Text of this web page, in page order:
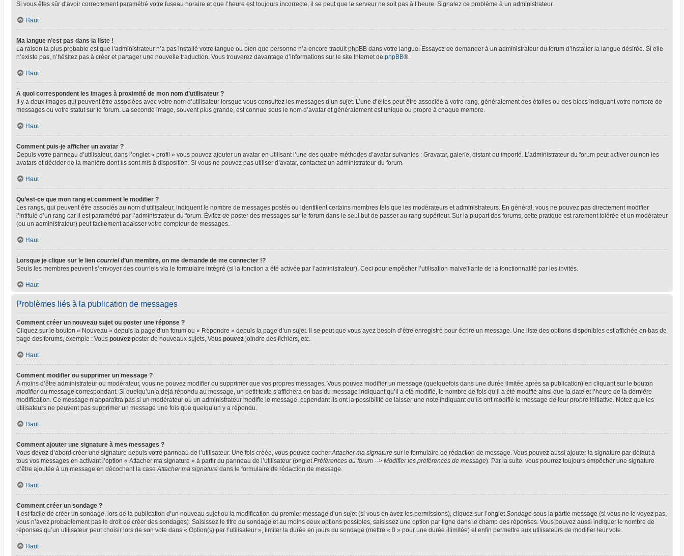
Si vous êtes sûr d’avoir correctement paramétré votre fuseau horaire et que l’heure est toujours incorrecte, il se peut que le serveur ne soit pas à l’heure. Signalez ce problème à un administrateur.
Haut
Ma langue n’est pas dans la liste !
La raison la plus probable est que l’administrateur n’a pas installé votre langue ou bien que personne n’a encore traduit phpBB dans votre langue. Essayez de demander à un administrateur du forum d’installer la langue désirée. Si elle
n’existe pas, n’hésitez pas à créer et partager une nouvelle traduction. Vous trouverez davantage d’informations sur le site Internet de phpBB®.
Haut
A quoi correspondent les images à proximité de mon nom d’utilisateur ?
Il y a deux images qui peuvent être associées avec votre nom d’utilisateur lorsque vous consultez les messages d’un sujet. L’une d’elles peut être associée à votre rang, généralement des étoiles ou des blocs indiquant votre nombre de
messages ou votre statut sur le forum. La seconde image, souvent plus grande, est connue sous le nom d’avatar et généralement est unique ou propre à chaque membre.
Haut
Comment puis-je afficher un avatar ?
Depuis votre panneau d’utilisateur, dans l’onglet « profil » vous pouvez ajouter un avatar en utilisant l’une des quatre méthodes d’avatar suivantes : Gravatar, galerie, distant ou importé. L’administrateur du forum peut activer ou non les
avatars et décider de la manière dont ils sont mis à disposition. Si vous ne pouvez pas utiliser d’avatar, contactez un administrateur du forum.
Haut
Qu’est-ce que mon rang et comment le modifier ?
Les rangs, qui peuvent être associés au nom d’utilisateur, indiquent le nombre de messages postés ou identifient certains membres tels que les modérateurs et administrateurs. En général, vous ne pouvez pas directement modifier
l’intitulé d’un rang car il est paramétré par l’administrateur du forum. Évitez de poster des messages sur le forum dans le seul but de passer au rang supérieur. Sur la plupart des forums, cette pratique est rarement tolérée et un modérateur
(ou un administrateur) peut facilement abaisser votre compteur de messages.
Haut
Lorsque je clique sur le lien courrield’un membre, on me demande de me connecter !?
Seuls les membres peuvent s’envoyer des courriels via le formulaire intégré (si la fonction a été activée par l’administrateur). Ceci pour empêcher l’utilisation malveillante de la fonctionnalité par les invités.
Haut
Problèmes liés à la publication de messages
Comment créer un nouveau sujet ou poster une réponse ?
Cliquez sur le bouton « Nouveau » depuis la page d’un forum ou « Répondre » depuis la page d’un sujet. Il se peut que vous ayez besoin d’être enregistré pour écrire un message. Une liste des options disponibles est affichée en bas de
page des forums, exemple : Vous pouvez poster de nouveaux sujets, Vous pouvez joindre des fichiers, etc.
Haut
Comment modifier ou supprimer un message ?
À moins d’être administrateur ou modérateur, vous ne pouvez modifier ou supprimer que vos propres messages. Vous pouvez modifier un message (quelquefois dans une durée limitée après sa publication) en cliquant sur le bouton
modifierdu message correspondant. Si quelqu’un a déjà répondu au message, un petit texte s’affichera en bas du message indiquant qu’il a été modifié, le nombre de fois qu’il a été modifié ainsi que la date et l’heure de la dernière
modification. Ce message n’apparaîtra pas si un modérateur ou un administrateur modifie le message, cependant ils ont la possibilité de laisser une note indiquant qu’ils ont modifié le message de leur propre initiative. Notez que les
utilisateurs ne peuvent pas supprimer un message une fois que quelqu’un y a répondu.
Haut
Comment ajouter une signature à mes messages ?
Vous devez d’abord créer une signature depuis votre panneau de l’utilisateur. Une fois créée, vous pouvez cocherAttacher ma signature sur le formulaire de rédaction de message. Vous pouvez aussi ajouter la signature par défaut à
tous vos messages en activant l’option « Attacher ma signature » à partir du panneau de l’utilisateur (ongletPréférences du forum --> Modifier les préférences de message). Par la suite, vous pourrez toujours empêcher une signature
d’être ajoutée à un message en décochant la caseAttacher ma signature dans le formulaire de rédaction de message.
Haut
Comment créer un sondage ?
Il est facile de créer un sondage, lors de la publication d’un nouveau sujet ou la modification du premier message d’un sujet (si vous en avez les permissions), cliquez sur l’ongletSondage sous la partie message (si vous ne le voyez pas,
vous n’avez probablement pas le droit de créer des sondages). Saisissez le titre du sondage et au moins deux options possibles, saisissez une option par ligne dans le champ des réponses. Vous pouvez aussi indiquer le nombre de
réponses qu’un utilisateur peut choisir lors de son vote dans « Option(s) par l’utilisateur », limiter la durée en jours du sondage (mettre « 0 » pour une durée illimitée) et enfin permettre aux utilisateurs de modifier leur vote.
Haut